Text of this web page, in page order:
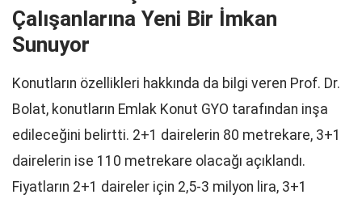
Çalışanlarına Yeni Bir İmkan
Sunuyor
Konutların özellikleri hakkında da bilgi veren Prof. Dr.
Bolat, konutların Emlak Konut GYO tarafından inşa
edileceğini belirtti. 2+1 dairelerin 80 metrekare, 3+1
dairelerin ise 110 metrekare olacağı açıklandı.
Fiyatların 2+1 daireler için 2,5-3 milyon lira, 3+1